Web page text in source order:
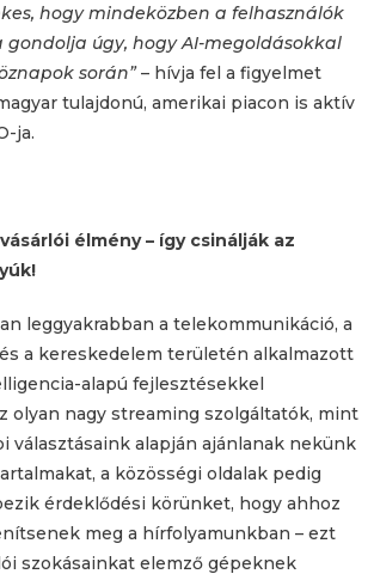
hogy mindeközben a felhasználók
úgy, hogy AI-megoldásokkal
során”– hívja fel a figyelmet
tulajdonú, amerikai piacon is aktív
ja.
élmény – így csinálják az
leggyakrabban a telekommunikáció, a
a kereskedelem területén alkalmazott
alapú fejlesztésekkel
olyan nagy streaming szolgáltatók, mint
választásaink alapján ajánlanak nekünk
a közösségi oldalak pedig
érdeklődési körünket, hogy ahhoz
meg a hírfolyamunkban – ezt
szokásainkat elemző gépeknek